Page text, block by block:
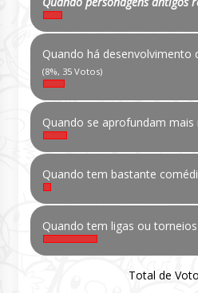
Quando há desenvolvimento
(8%, 35 Votos)
Quando se aprofundam mais
Quando tem bastante
Quando tem ligas ou torneios
Total de